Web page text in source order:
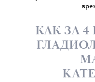
КАК ЗА